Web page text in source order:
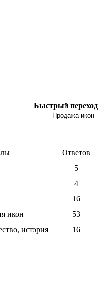
Быстрый переход
Ответов
5
4
16
икон 53
история 16